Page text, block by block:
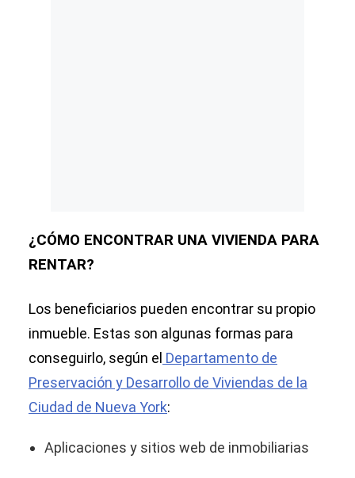
¿CÓMO ENCONTRAR UNA VIVIENDA PARA
RENTAR?
Los beneficiarios pueden encontrar su propio
inmueble. Estas son algunas formas para
conseguirlo, según el Departamento de
Preservación y Desarrollo de Viviendas de la
Ciudad de Nueva York:
Aplicaciones y sitios web de inmobiliarias